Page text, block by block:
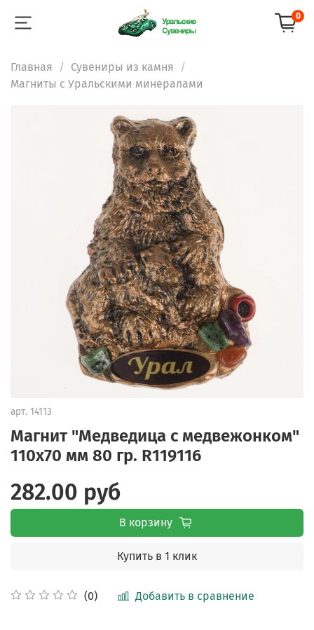
0
Главная
Сувениры из камня
Магниты с Уральскими минералами
арт. 14113
Магнит "Медведица с медвежонком"
110х70 мм 80 гр. R119116
(0) Добавить в сравнение
282.00 руб
В корзину
Купить в 1 клик